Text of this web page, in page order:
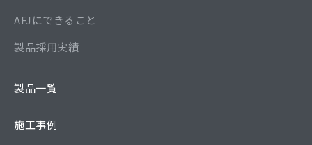
AFJにできること
製品採用実績
製品一覧
施工事例